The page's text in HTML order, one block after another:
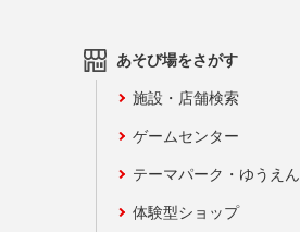
あそび場をさがす
施設・店舗検索
ゲームセンター
テーマパーク・ゆうえ
体験型ショップ